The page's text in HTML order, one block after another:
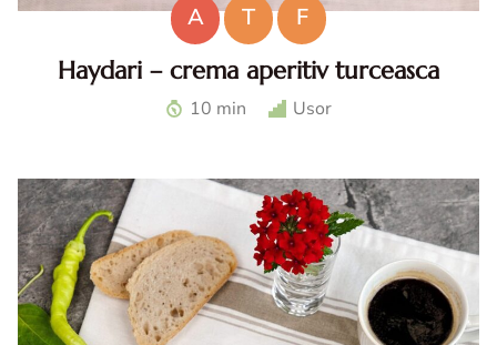
A T
F
Haydari – crema aperitiv turceasca
Haydari. Haydari reteta. Haydari turcesc. Ccrema aperitiv
turceasca. Sos haydari. Aperitiv cu iaurt.
10 min Usor